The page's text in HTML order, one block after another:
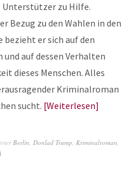
Unterstützer zu Hilfe.
Bezug zu den Wahlen in den
bezieht er sich auf den
auf dessen Verhalten
dieses Menschen. Alles
Kriminalroman
sucht. Weiterlesen
Berlin, Donlad Trump, Kriminalroman,